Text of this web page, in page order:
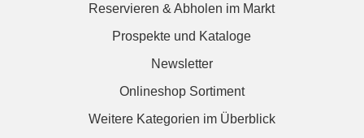
Reservieren & Abholen im Markt
Prospekte und Kataloge
Newsletter
Onlineshop Sortiment
Weitere Kategorien im Überblick